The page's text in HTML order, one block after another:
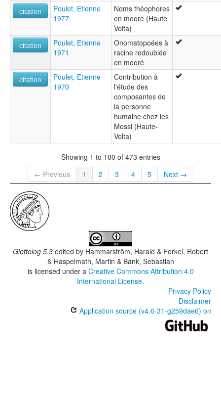
citation
Poulet, Etienne
1977
Noms théophores
en moore (Haute
Volta)
citation
Poulet, Etienne
1971
Onomatopoées à
racine redoublée
en mooré
citation
Poulet, Etienne
1970
Contribution à
l'étude des
composantes de
la personne
humaine chez les
Mossi (Haute-
Volta)
Showing 1 to 100 of 473 entries
← Previous
1 2 3 4 5 Next →
Glottolog 5.3 edited by Hammarström, Harald & Forkel, Robert
& Haspelmath, Martin & Bank, Sebastian
is licensed under a Creative Commons Attribution 4.0
International License.
Privacy Policy
Disclaimer
Application source (v4.6-31-g259dae6) on